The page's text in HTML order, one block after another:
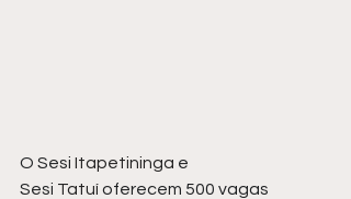
O Sesi Itapetininga e
Sesi Tatuí oferecem 500 vagas